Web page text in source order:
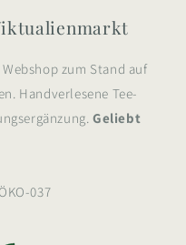
zum Stand auf
Handverlesene Tee-
Geliebt
037